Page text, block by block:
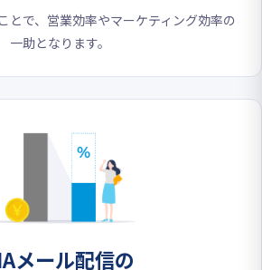
とで、営業効率やマーケティング効率の
一助となります。
メール配信の